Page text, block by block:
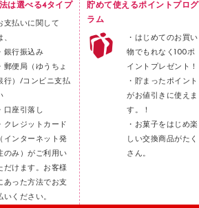
は選べる4タイプ
支払いに関して
、
銀行振込み
郵便局（ゆうちょ
行）/コンビニ支払
口座引落し
クレジットカード
（インターネット発
のみ）がご利用い
だけます。お客様
あった方法でお支
いください。
貯めて使えるポイントプログ
ラム
・はじめてのお買い
物でもれなく100ポ
イントプレゼント！
・貯まったポイント
がお値引きに使えま
す。！
・お菓子をはじめ楽
しい交換商品がたく
さん。